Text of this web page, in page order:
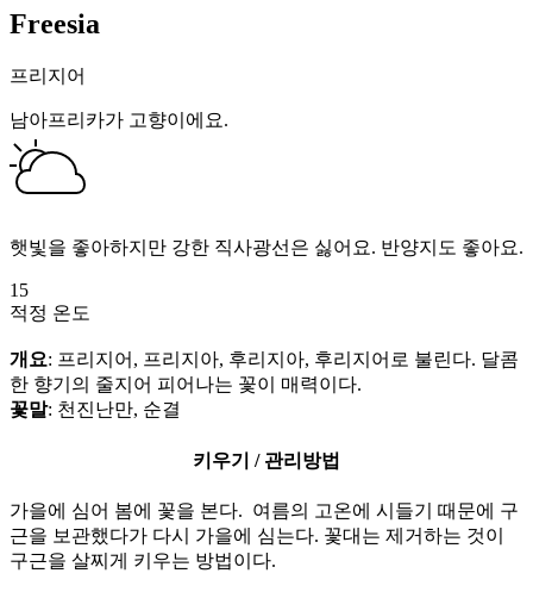
Freesia
프리지어
남아프리카가 고향이에요.
햇빛을 좋아하지만 강한 직사광선은 싫어요. 반양지도 좋아요.
15
적정 온도
개요: 프리지어, 프리지아, 후리지아, 후리지어로 불린다. 달콤
한 향기의 줄지어 피어나는 꽃이 매력이다.
꽃말: 천진난만, 순결
키우기 / 관리방법
가을에 심어 봄에 꽃을 본다. 여름의 고온에 시들기 때문에 구
근을 보관했다가 다시 가을에 심는다. 꽃대는 제거하는 것이
구근을 살찌게 키우는 방법이다.